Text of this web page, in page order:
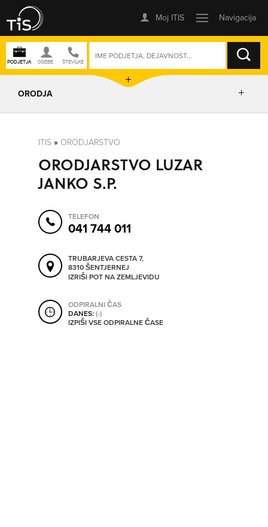
ISKANJE
SO ODPRTA V
ORODJA
IZRIŠI POT
SHRANI V MOJ ITIS
ITIS » ORODJARSTVO
ORODJARSTVO LUZAR
JANKO S.P.
TELEFON
041 744 011
TRUBARJEVA CESTA 7,
8310 ŠENTJERNEJ
IZRIŠI POT NA ZEMLJEVIDU
ODPIRALNI ČAS
DANES:(-)
IZPIŠI VSE ODPIRALNE ČASE